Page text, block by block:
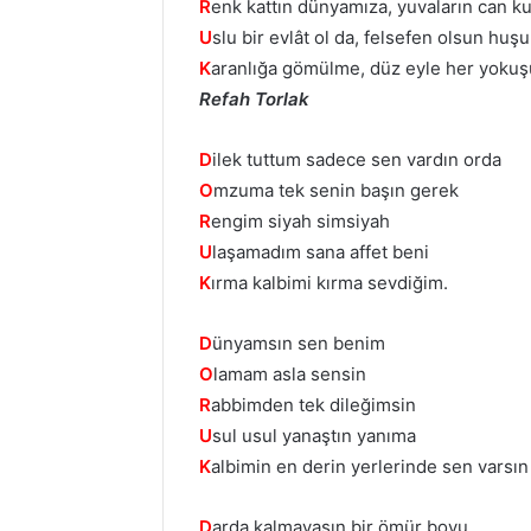
Renk kattın dünyamıza, yuvaların can
Uslu bir evlât ol da, felsefen olsun huşu
Karanlığa gömülme, düz eyle her
Refah Torlak
Dilek tuttum sadece sen vardın orda
Omzuma tek senin başın gerek
Rengim siyah simsiyah
Ulaşamadım sana affet beni
Kırma kalbimi kırma sevdiğim.
Dünyamsın sen benim
Olamam asla sensin
Rabbimden tek dileğimsin
Usul usul yanaştın yanıma
Kalbimin en derin yerlerinde sen varsın